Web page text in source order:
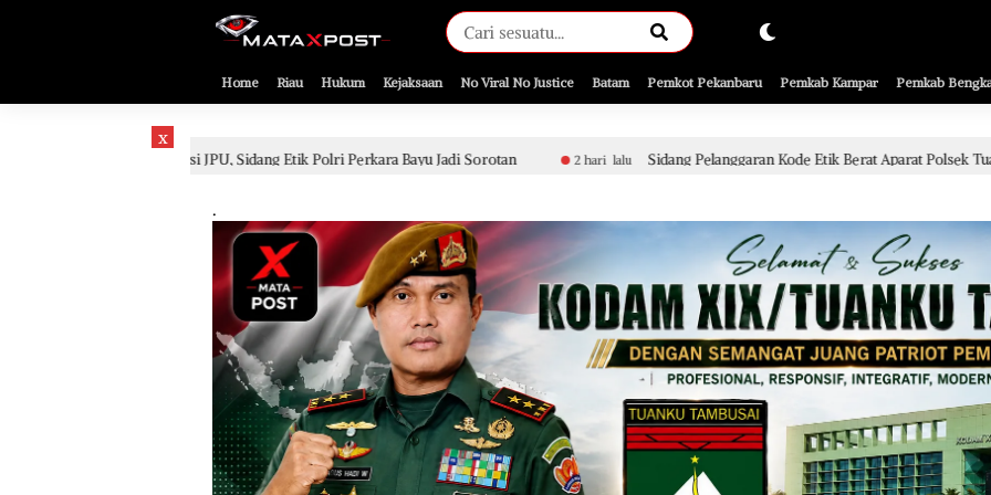
[gnpub_google_news_follow]
Home Riau Hukum Kejaksaan No Viral No Justice Batam Pemkot Pekanbaru Pemkab Kampar Pemkab
x
JPU, Sidang Etik Polri Perkara Bayu Jadi Sorotan 2 hari lalu Sidang Pelanggaran Kode Etik Berat Aparat Polsek Tualang Terkait Penyidikan
.